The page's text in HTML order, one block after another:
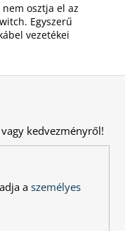
nem osztja el az
Egyszerű
vezetékei
kedvezményről!
aszemélyes